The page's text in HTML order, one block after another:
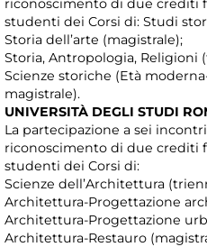
riconoscimento di due crediti
studenti dei Corsi di: Studi
Storia dell’arte (magistrale);
Storia, Antropologia, Religioni
Scienze storiche (Età
magistrale).
UNIVERSITÀ DEGLI STUDI
La partecipazione a sei
riconoscimento di due crediti
studenti dei Corsi di:
Scienze dell’Architettura
Architettura-Progettazione
Architettura-Progettazione
Architettura-Restauro